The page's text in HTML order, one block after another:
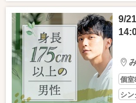
9/
個室
シ